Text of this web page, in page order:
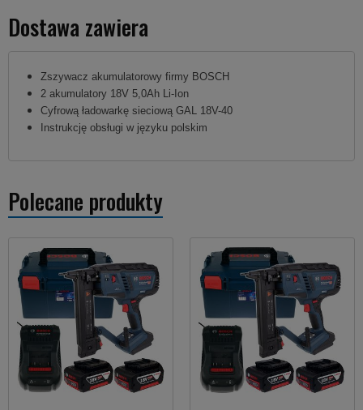
Dostawa zawiera
Zszywacz akumulatorowy firmy BOSCH
2 akumulatory 18V 5,0Ah Li-Ion
Cyfrową ładowarkę sieciową GAL 18V-40
Instrukcję obsługi w języku polskim
Polecane produkty